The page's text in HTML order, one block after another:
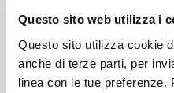
Questo sito web utilizza i
Questo sito utilizza cookie
anche di terze parti, per
linea con le tue preferenze.